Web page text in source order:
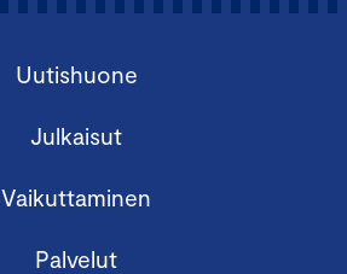
Uutishuone
Julkaisut
Vaikuttaminen
Palvelut